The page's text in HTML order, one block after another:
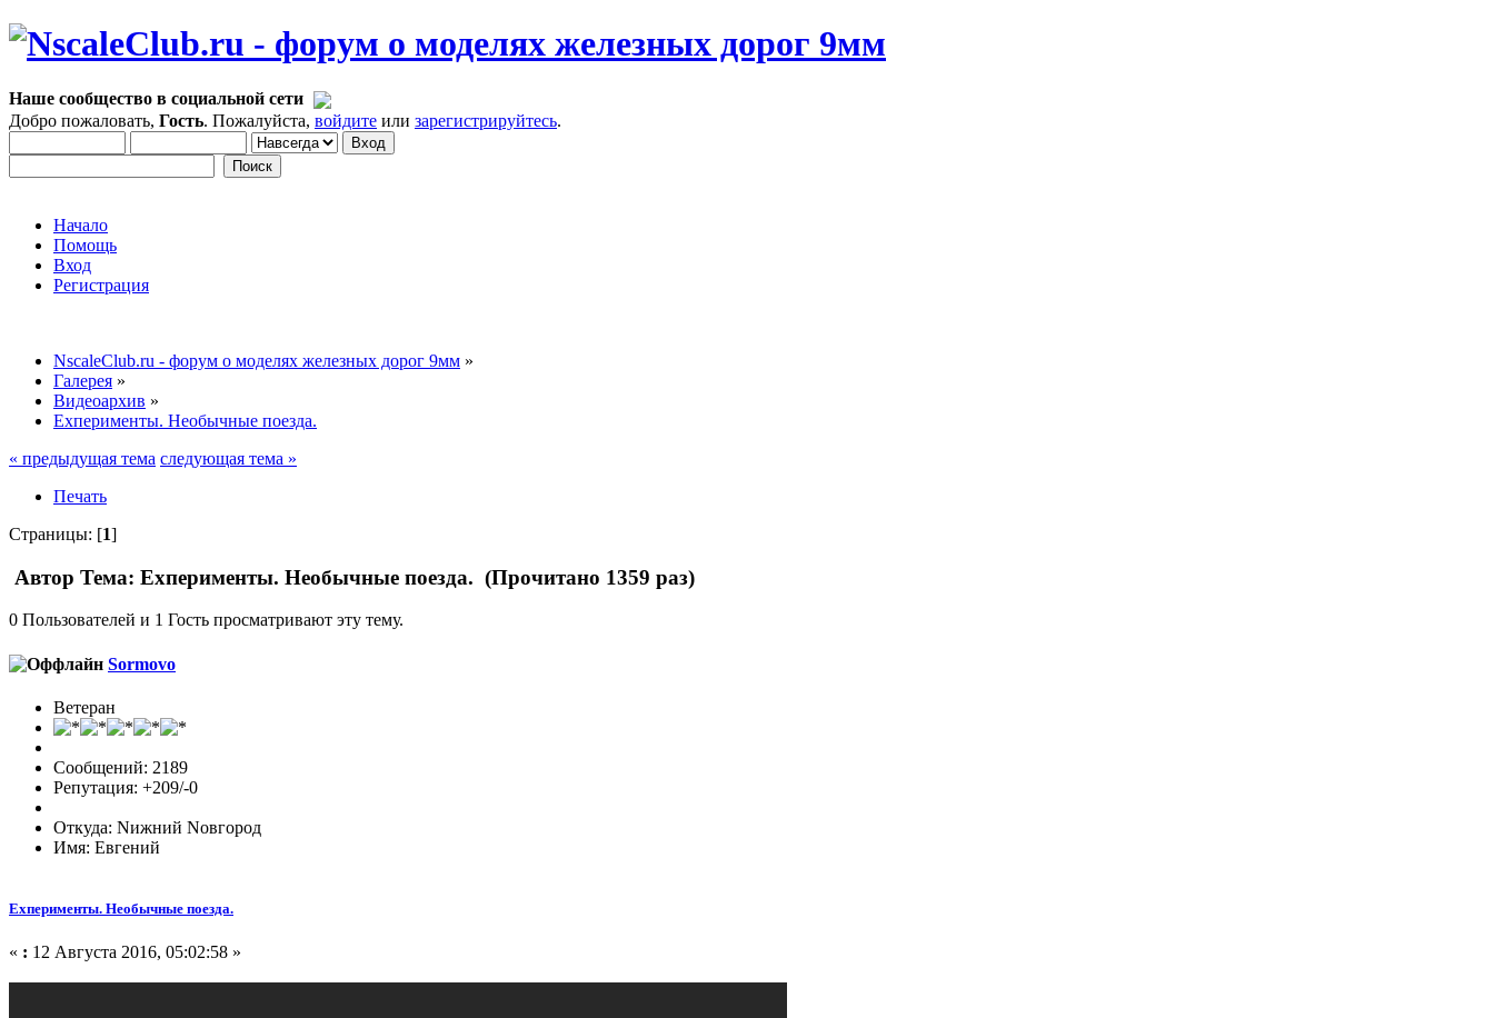
Наше сообщество в социальной сети
Добро пожаловать, Гость. Пожалуйста, войдите или зарегистрируйтесь.
Начало
Помощь
Вход
Регистрация
NscaleClub.ru - форум о моделях железных дорог 9мм »
Галерея »
Видеоархив »
Exперименты. Необычные поезда.
« предыдущая тема следующая тема »
Печать
Страницы: [1]
Автор Тема: Exперименты. Необычные поезда. (Прочитано 1359 раз)
0 Пользователей и 1 Гость просматривают эту тему.
Sormovo
Ветеран
Сообщений: 2189
Репутация: +209/-0
Откуда: Nижний Nовгород
Имя: Евгений
Exперименты. Необычные поезда.
« : 12 Августа 2016, 05:02:58 »